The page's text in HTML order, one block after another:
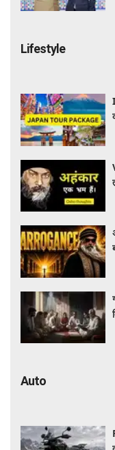
Lifestyle
Auto